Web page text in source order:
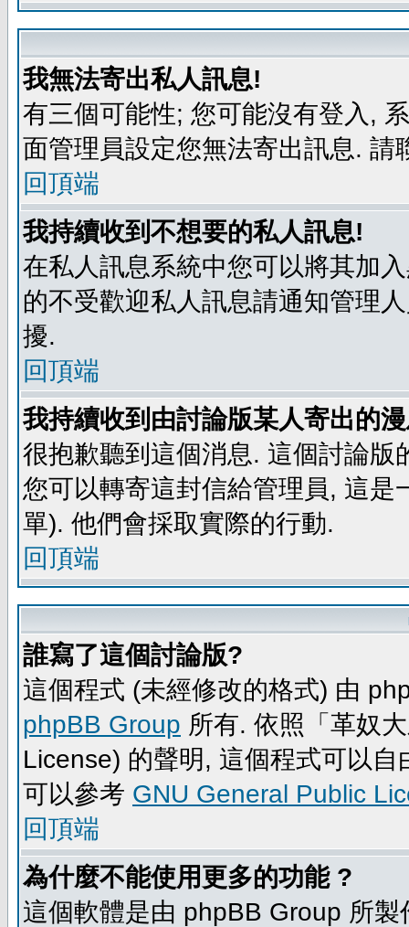
我無法寄出私人訊息!
有三個可能性; 您可能沒有登入,
面管理員設定您無法寄出訊息. 請
回頂端
我持續收到不想要的私人訊息!
在私人訊息系統中您可以將其加
的不受歡迎私人訊息請通知管理
擾.
回頂端
我持續收到由討論版某人寄出的
很抱歉聽到這個消息. 這個討論
您可以轉寄這封信給管理員, 這
單). 他們會採取實際的行動.
回頂端
誰寫了這個討論版?
這個程式 (未經修改的格式) 由
phpBB Group 所有. 依照「革奴
License) 的聲明, 這個程式可以
可以參考 GNU General Public
回頂端
為什麼不能使用更多的功能 ?
這個軟體是由 phpBB Group 所